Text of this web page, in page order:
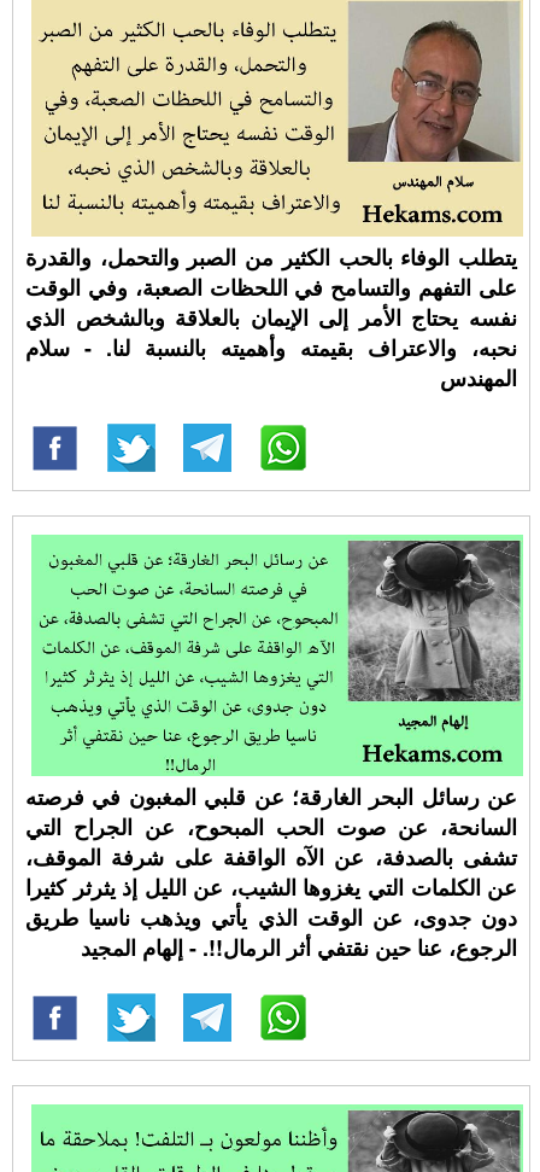
يتطلب الوفاء بالحب الكثير من الصبر والتحمل، والقدرة
على التفهم والتسامح في اللحظات الصعبة، وفي الوقت
نفسه يحتاج الأمر إلى الإيمان بالعلاقة وبالشخص الذي
نحبه، والاعتراف بقيمته وأهميته بالنسبة لنا. - سلام
المهندس
عن رسائل البحر الغارقة؛ عن قلبي المغبون في فرصته
السانحة، عن صوت الحب المبحوح، عن الجراح التي
تشفى بالصدفة، عن الآه الواقفة على شرفة الموقف،
عن الكلمات التي يغزوها الشيب، عن الليل إذ يثرثر كثيرا
دون جدوى، عن الوقت الذي يأتي ويذهب ناسيا طريق
الرجوع، عنا حين نقتفي أثر الرمال!!. - إلهام المجيد